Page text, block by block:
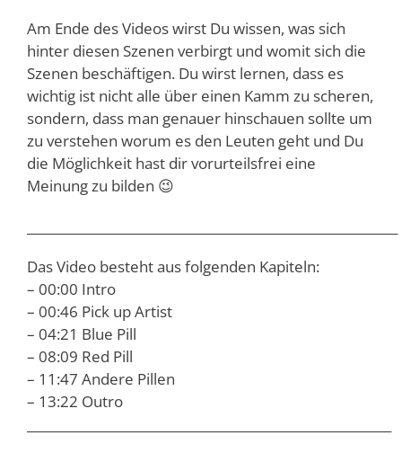
Am Ende des Videos wirst Du wissen, was sich
hinter diesen Szenen verbirgt und womit sich die
Szenen beschäftigen. Du wirst lernen, dass es
wichtig ist nicht alle über einen Kamm zu scheren,
sondern, dass man genauer hinschauen sollte um
zu verstehen worum es den Leuten geht und Du
die Möglichkeit hast dir vorurteilsfrei eine
Meinung zu bilden 😉
Das Video besteht aus folgenden Kapiteln:
– 00:00 Intro
– 00:46 Pick up Artist
– 04:21 Blue Pill
– 08:09 Red Pill
– 11:47 Andere Pillen
– 13:22 Outro